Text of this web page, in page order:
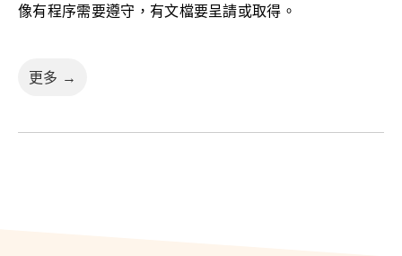
像有程序需要遵守，有文檔要呈請或取得。
更多 →